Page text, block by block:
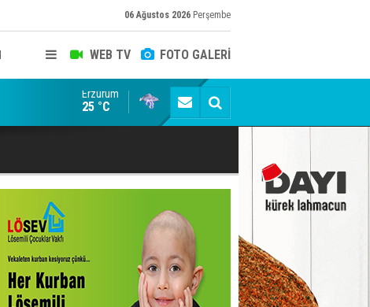
06 Ağustos 2026 Perşembe
WEB TV FOTO GALERİ
Trabzon Büyükşehir Belediye Başkanı servet
Erzurum
25 °C